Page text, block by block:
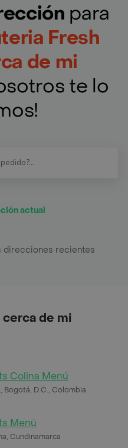
para
Fresh
de mi
te lo
actual
direcciones recientes
cerca de mi
Colina Menú
Bogotá, D.C., Colombia
Menú
Cundinamarca